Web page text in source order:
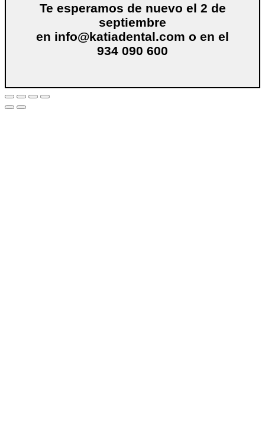
Te esperamos de nuevo el 2 de
septiembre
en info@katiadental.com o en el
934 090 600